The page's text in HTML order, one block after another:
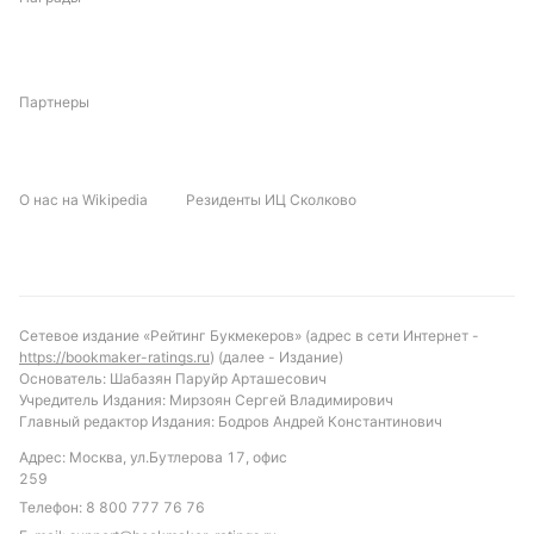
Прогноз и рекомендации по ставкам
завершится с низким количеством голов. Вероятен
ставку «Обе забьют — нет» или «Тотал меньше 2.5
голов», что соответствует историческим данным и
общей динамике противостояния.
Обновлено:
Партнеры
О нас на Wikipedia Резиденты ИЦ Сколково
Сетевое издание «Рейтинг Букмекеров» (адрес в сети Интернет -
https://bookmaker-ratings.ru) (далее - Издание)
Основатель: Шабазян Паруйр Арташесович
Учредитель Издания: Мирзоян Сергей Владимирович
Главный редактор Издания: Бодров Андрей Константинович
Адрес: Москва, ул.Бутлерова 17, офис
259
Телефон: 8 800 777 76 76